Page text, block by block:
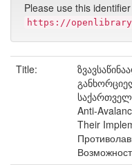
Please use this
https://
Title:
Anti-
Their